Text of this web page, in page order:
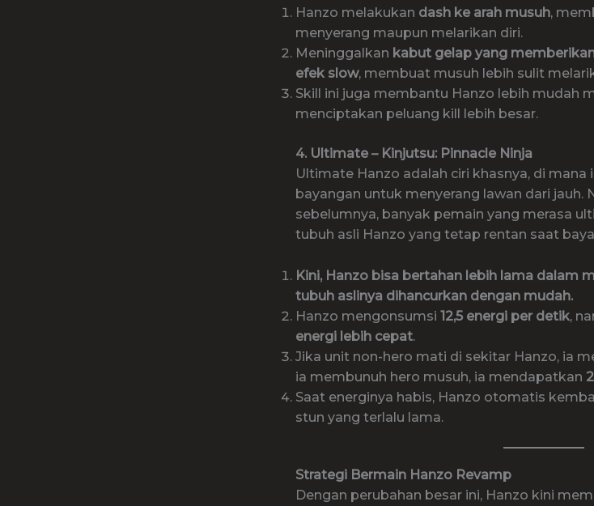
Hanzo melakukan dash ke arah musuh,
menyerang maupun melarikan diri.
Meninggalkan kabut gelap yang
efek slow, membuat musuh lebih sulit
Skill ini juga membantu Hanzo lebih mudah
menciptakan peluang kill lebih besar.
4. Ultimate – Kinjutsu: Pinnacle Ninja
Ultimate Hanzo adalah ciri khasnya, di
bayangan untuk menyerang lawan dari jauh.
sebelumnya, banyak pemain yang merasa
tubuh asli Hanzo yang tetap rentan saat
Kini, Hanzo bisa bertahan lebih lama dalam
tubuh aslinya dihancurkan dengan mudah.
Hanzo mengonsumsi 12,5 energi per detik,
energi lebih cepat.
Jika unit non-hero mati di sekitar Hanzo, ia
ia membunuh hero musuh, ia mendapatkan
Saat energinya habis, Hanzo otomatis
stun yang terlalu lama.
Strategi Bermain Hanzo Revamp
Dengan perubahan besar ini, Hanzo kini